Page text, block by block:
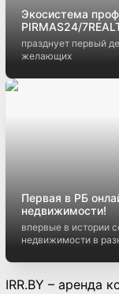
Экосистема
PIRMAS24/
празднует первый
желающих
Первая в РБ
недвижимости!
впервые в истории
недвижимости в
IRR.BY – аренда